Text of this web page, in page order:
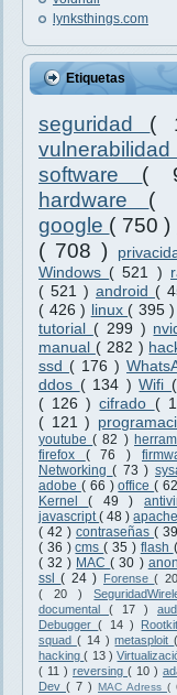
lynksthings.com
Etiquetas
seguridad (
vulnerabilidad
software (
hardware (
google ( 750 )
( 708 )
Windows ( 521 )
( 521 ) android (
( 426 ) linux ( 395 )
tutorial ( 299 )
manual ( 282 )
ssd ( 176 )
ddos ( 134 )Wifi
( 126 )cifrado (
( 121 )
youtube( 82 )
firefox ( 76 )
Networking( 73 )
adobe ( 66 )office(
Kernel( 49 )
javascript( 48 )apache
( 42 ) contraseñas (
( 36 )cms( 35 ) flash
( 32 ) MAC( 30 )
ssl( 24 ) Forense(
( 20 )
documental ( 17 )
Debugger( 14 )
squad ( 14 )metasploit
hacking( 13 )
( 11 ) reversing ( 10 )
Dev ( 7 ) MAC Adress (